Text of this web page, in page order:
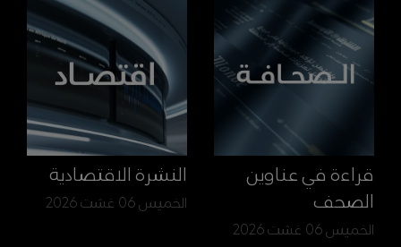
قراءة في عناوين
الصحف
الخميس 06 غشت 2026
النشرة الاقتصادية
الخميس 06 غشت 2026